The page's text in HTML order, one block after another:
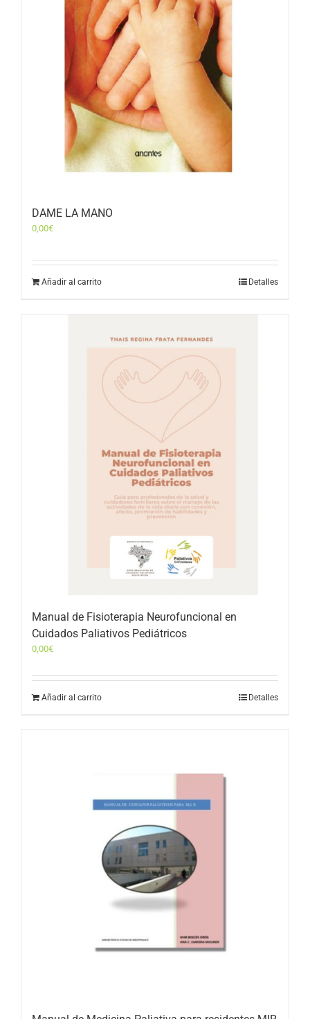
DAME LA MANO
0,00€
Añadir al carrito Detalles
Manual de Fisioterapia Neurofuncional en
Cuidados Paliativos Pediátricos
0,00€
Añadir al carrito Detalles